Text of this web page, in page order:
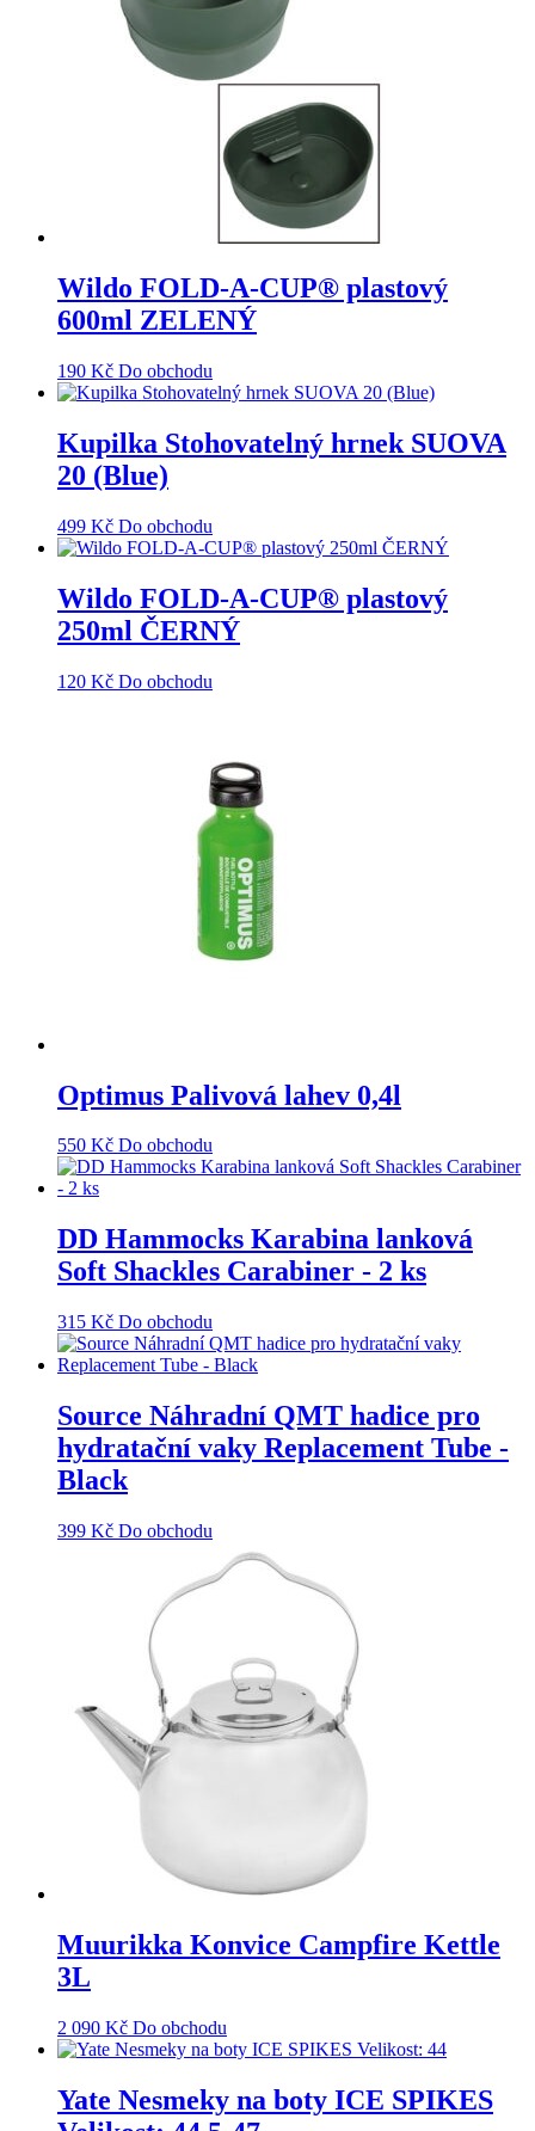
Wildo FOLD-A-CUP® plastový
600ml ZELENÝ
190 Kč Do obchodu
Kupilka Stohovatelný hrnek SUOVA
20 (Blue)
499 Kč Do obchodu
Wildo FOLD-A-CUP® plastový
250ml ČERNÝ
120 Kč Do obchodu
Optimus Palivová lahev 0,4l
550 Kč Do obchodu
DD Hammocks Karabina lanková
Soft Shackles Carabiner - 2 ks
315 Kč Do obchodu
Source Náhradní QMT hadice pro
hydratační vaky Replacement Tube -
Black
399 Kč Do obchodu
Muurikka Konvice Campfire Kettle
3L
2 090 Kč Do obchodu
Yate Nesmeky na boty ICE SPIKES